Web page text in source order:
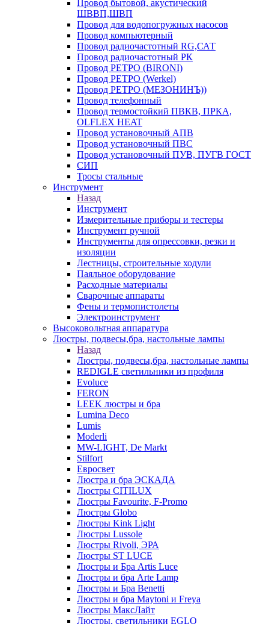
Провод бытовой, акустический
ШВВП,ШВП
Провод для водопогружных насосов
Провод компьютерный
Провод радиочастотный RG,САТ
Провод радиочастотный РК
Провод РЕТРО (BIRONI)
Провод РЕТРО (Werkel)
Провод РЕТРО (МЕЗОНИНЪ))
Провод телефонный
Провод термостойкий ПВКВ, ПРКА,
OLFLEX HEAT
Провод установочный АПВ
Провод установочный ПВС
Провод установочный ПУВ, ПУГВ ГОСТ
СИП
Тросы стальные
Инструмент
Назад
Инструмент
Измерительные приборы и тестеры
Инструмент ручной
Инструменты для опрессовки, резки и
изоляции
Лестницы, строительные ходули
Паяльное оборудование
Расходные материалы
Сварочные аппараты
Фены и термопистолеты
Электроинструмент
Высоковольтная аппаратура
Люстры, подвесы,бра, настольные лампы
Назад
Люстры, подвесы,бра, настольные лампы
REDIGLE светильники из профиля
Evoluce
FERON
LEEK люстры и бра
Lumina Deco
Lumis
Moderli
MW-LIGHT, De Markt
Stilfort
Евросвет
Люстра и бра ЭСКАДА
Люстры CITILUX
Люстры Favourite, F-Promo
Люстры Globo
Люстры Kink Light
Люстры Lussole
Люстры Rivoli, ЭРА
Люстры ST LUCE
Люстры и Бра Artis Luce
Люстры и бра Arte Lamp
Люстры и Бра Benetti
Люстры и бра Maytoni и Freya
Люстры МаксЛайт
Люстры, светильники EGLO